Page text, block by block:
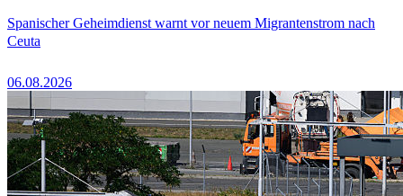
Spanischer Geheimdienst warnt vor neuem Migrantenstrom nach
Ceuta
06.08.2026